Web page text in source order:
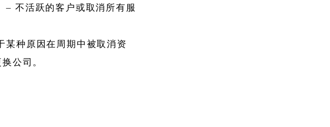
– 不活跃的客户或取消所有服
某种原因在周期中被取消资
公司。